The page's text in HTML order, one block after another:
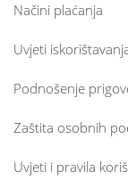
Načini plaćanja
Uvjeti
Podnošenje
Zaštita osobnih
Uvjeti i pravila